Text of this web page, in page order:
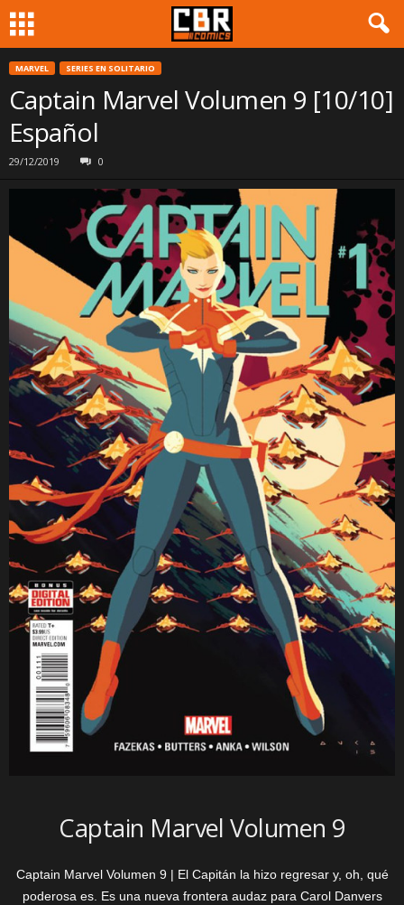
MARVEL SERIES EN SOLITARIO
Captain Marvel Volumen 9 [10/10]
Español
29/12/2019 0
Captain Marvel Volumen 9
Captain Marvel Volumen 9 | El Capitán la hizo regresar y, oh, qué
poderosa es. Es una nueva frontera audaz para Carol Danvers